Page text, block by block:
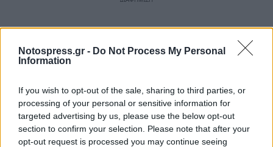
Notospress.gr - Do Not Process My Personal
Information
If you wish to opt-out of the sale, sharing to third parties, or
processing of your personal or sensitive information for
targeted advertising by us, please use the below opt-out
section to confirm your selection. Please note that after your
opt-out request is processed you may continue seeing